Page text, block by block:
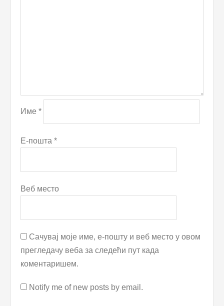
Име *
Е-пошта *
Веб место
Сачувај моје име, е-пошту и веб место у овом
прегледачу веба за следећи пут када
коментаришем.
Notify me of new posts by email.